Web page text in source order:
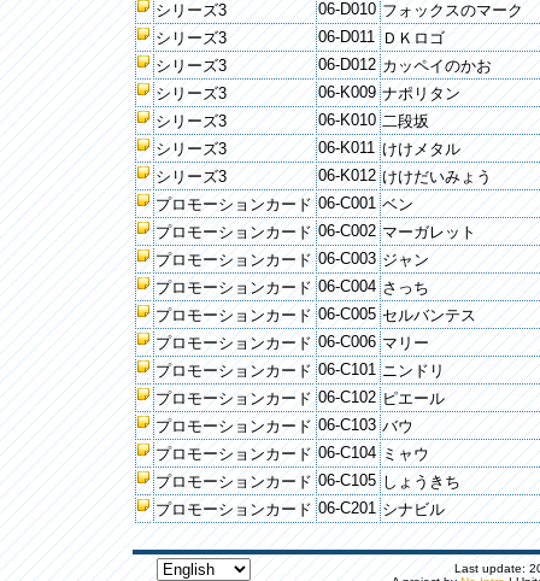
シリーズ3
06-D010 フォックスのマーク
シリーズ3
06-D011 ＤＫロゴ
シリーズ3
06-D012 カッペイのかお
シリーズ3
06-K009 ナポリタン
シリーズ3
06-K010 二段坂
シリーズ3
06-K011 けけメタル
シリーズ3
06-K012 けけだいみょう
プロモーションカード 06-C001 ベン
プロモーションカード 06-C002 マーガレット
プロモーションカード 06-C003 ジャン
プロモーションカード 06-C004 さっち
プロモーションカード 06-C005 セルバンテス
プロモーションカード 06-C006 マリー
プロモーションカード 06-C101 ニンドリ
プロモーションカード 06-C102 ピエール
プロモーションカード 06-C103 バウ
プロモーションカード 06-C104 ミャウ
プロモーションカード 06-C105 しょうきち
プロモーションカード 06-C201 シナビル
Last update: